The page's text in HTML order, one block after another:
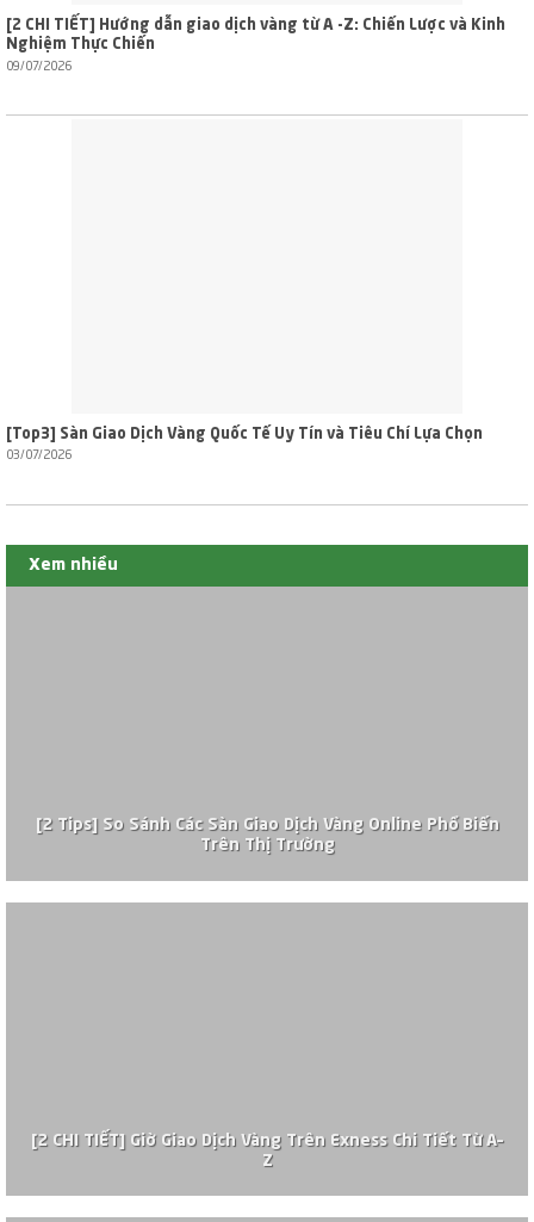
[2 CHI TIẾT] Hướng dẫn giao dịch vàng từ A -Z: Chiến Lược và Kinh
Nghiệm Thực Chiến
09/07/2026
[Top3] Sàn Giao Dịch Vàng Quốc Tế Uy Tín và Tiêu Chí Lựa Chọn
03/07/2026
Xem nhiều
[2 Tips] So Sánh Các Sàn Giao Dịch Vàng Online Phổ Biến
Trên Thị Trường
[2 CHI TIẾT] Giờ Giao Dịch Vàng Trên Exness Chi Tiết Từ A–
Z